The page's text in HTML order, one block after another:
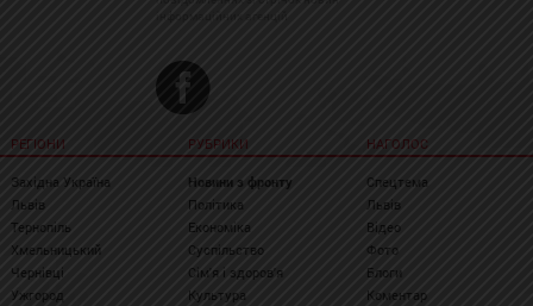
РЕГІОНИ
Західна Україна
Львів
Тернопіль
Хмельницький
Чернівці
Ужгород
РУБРИКИ
Новини з фронту
Політика
Економіка
Суспільство
Сім'я і здоров'я
Культура
НАГОЛОС
Спецтема
Львів
Відео
Фото
Блоги
Коментар